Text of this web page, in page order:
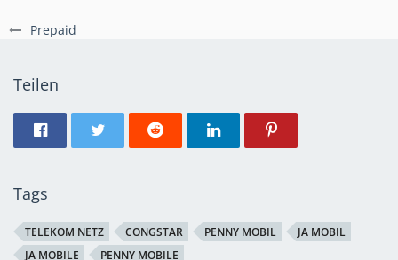
Prepaid
Teilen
Tags
TELEKOM NETZ CONGSTAR PENNY MOBIL
JA MOBIL
JA MOBILE
PENNY MOBILE